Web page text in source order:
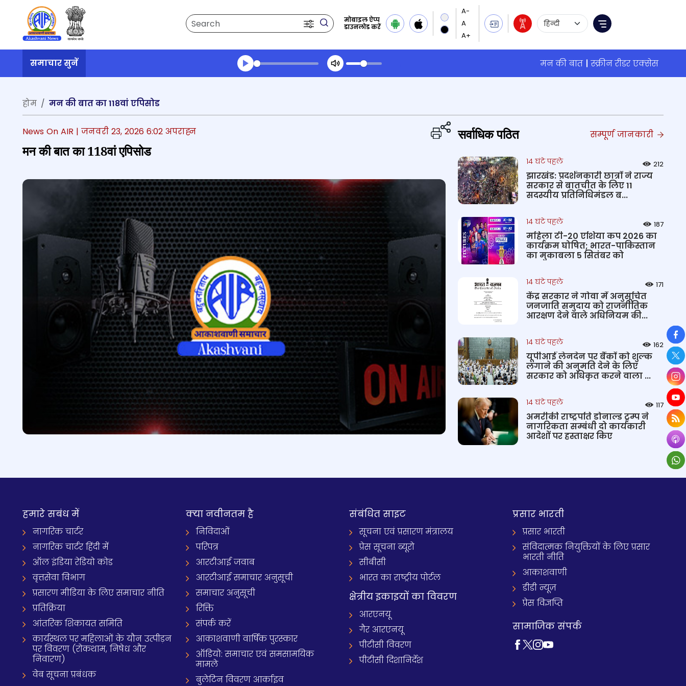
Search
मोबाइल ऐप्प
डाउनलोड करें
Language Selection
Menu
समाचार सुनें मन की बात
स्क्रीन रीडर एक्सेस
Transcript summary
होम
मन की बात का 118वां एपिसोड
News On AIR | जनवरी 23, 2026 6:02 अपराह्न
मन की बात का 118वां एपिसोड
सर्वाधिक पठित सम्पूर्ण जानकारी
14 घंटे पहले 212
झारखंड: प्रदर्शनकारी छात्रों ने राज्य
सरकार से बातचीत के लिए 11
सदस्यीय प्रतिनिधिमंडल ब...
14 घंटे पहले 187
महिला टी-20 एशिया कप 2026 का
कार्यक्रम घोषित; भारत-पाकिस्तान
का मुकाबला 5 सितंबर को
14 घंटे पहले 171
केंद्र सरकार ने गोवा में अनुसूचित
जनजाति समुदाय को राजनीतिक
आरक्षण देने वाले अधिनियम की...
14 घंटे पहले 162
यूपीआई लेनदेन पर बैंकों को शुल्क
लगाने की अनुमति देने के लिए
सरकार को अधिकृत करने वाला ...
14 घंटे पहले 117
अमरीकी राष्ट्रपति डोनाल्ड ट्रम्प ने
नागरिकता सम्बंधी दो कार्यकारी
आदेशों पर हस्ताक्षर किए
हमारे सबंध में
नागरिक चार्टर
नागरिक चार्टर हिंदी में
ऑल इंडिया रेडियो कोड
वृत्तसेवा विभाग
प्रसारण मीडिया के लिए समाचार नीति
प्रतिक्रिया
आंतरिक शिकायत समिति
कार्यस्थल पर महिलाओं के यौन उत्पीड़न
पर विवरण (रोकथाम, निषेध और
निवारण)
वेब सूचना प्रबंधक
क्‍या नवीनतम है
निविदाओं
परिपत्र
आरटीआई जवाब
आरटीआई समाचार अनुसूची
समाचार अनुसूची
रिक्ति
संपर्क करें
आकाशवाणी वार्षिक पुरस्कार
ऑडियो: समाचार एवं समसामयिक
मामले
बुलेटिन विवरण आर्काइव
संबंधित साइट
सूचना एवं प्रसारण मंत्रालय
प्रेस सूचना ब्यूरो
सीबीसी
भारत का राष्ट्रीय पोर्टल
क्षेत्रीय इकाइयों का विवरण
आरएनयू
गैर आरएनयू
पीटीसी विवरण
पीटीसी दिशानिर्देश
प्रसार भारती
प्रसार भारती
संविदात्मक नियुक्तियों के लिए प्रसार
भारती नीति
आकाशवाणी
डीडी न्यूज़
प्रेस विज्ञप्ति
सामाजिक संपर्क